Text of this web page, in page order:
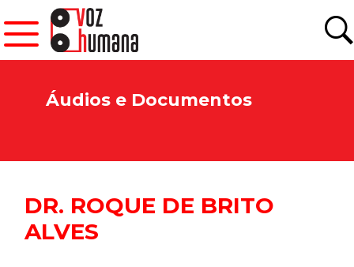
Áudios e Documentos
DR. ROQUE DE BRITO
ALVES